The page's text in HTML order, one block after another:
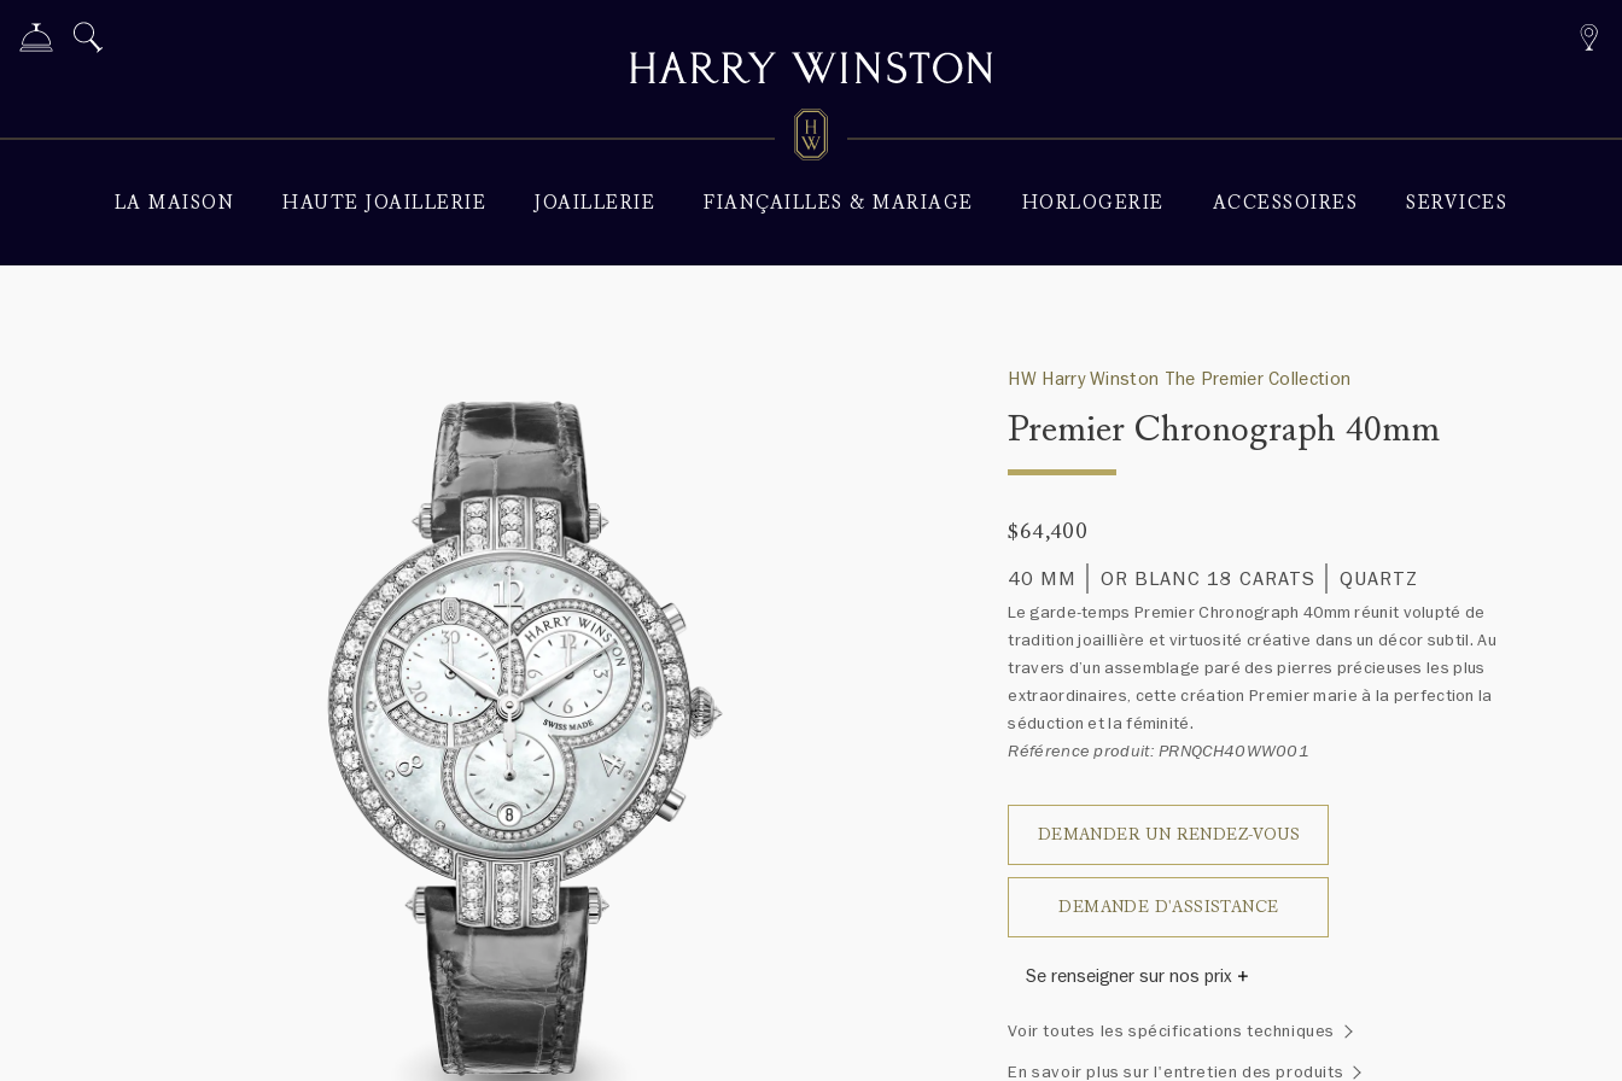
LA MAISON HAUTE JOAILLERIE JOAILLERIE FIANÇAILLES & MARIAGE HORLOGERIE ACCESSOIRES SERVICES
HW Harry Winston The Premier Collection
Premier Chronograph 40mm
$64,400
40 MM OR BLANC 18 CARATS QUARTZ
Le garde-temps Premier Chronograph 40mm réunit volupté de
tradition joaillière et virtuosité créative dans un décor subtil. Au
travers d’un assemblage paré des pierres précieuses les plus
extraordinaires, cette création Premier marie à la perfection la
séduction et la féminité.
Référence produit: PRNQCH40WW001
DEMANDER UN RENDEZ-VOUS
DEMANDE D'ASSISTANCE
Se renseigner sur nos prix
ressemblent.» Chaque bijou de la Maison Harry Winston présente
un assemblage exclusif de diamants uniques et de pierres
Voir toutes les spécifications techniques
En savoir plus sur l'entretien des produits